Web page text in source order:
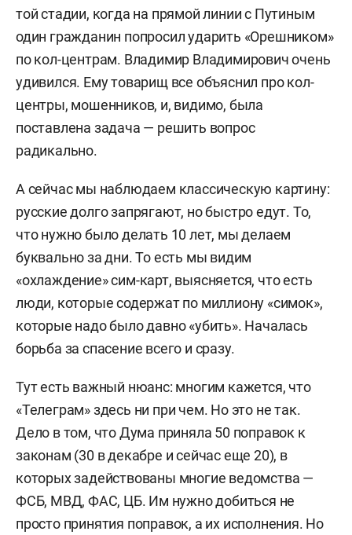
Действительный государственный советник
Российской Федерации II класса (с 2017 года).
Создатель и руководитель баннерной системы
LBE, счетчика TopList, каталога веб-сайтов List.R
Председатель совета фонда развития цифровой
экономики.
Родился 7 декабря 1966 года в Москве.
В 1988-м окончил Военный инженерный
Краснознаменный институт им. Можайского в
Ленинграде по специальности «электронно-
вычислительная техника». В 1995-м завершил
обучение на факультете переподготовки
Высшей школы экономики по специальности
После окончания вуза в 1983–1990 годах служил
в Вооруженных силах СССР.
1990–1991 — начальник отдела
программирования центра вычислительных
той стадии, когда на прямой линии с Путиным
один гражданин попросил ударить «Орешником»
по кол-центрам. Владимир Владимирович очень
удивился. Ему товарищ все объяснил про кол-
центры, мошенников, и, видимо, была
поставлена задача — решить вопрос
радикально.
А сейчас мы наблюдаем классическую картину:
русские долго запрягают, но быстро едут. То,
что нужно было делать 10 лет, мы делаем
буквально за дни. То есть мы видим
«охлаждение» сим-карт, выясняется, что есть
люди, которые содержат по миллиону «симок»,
которые надо было давно «убить». Началась
борьба за спасение всего и сразу.
Тут есть важный нюанс: многим кажется, что
«Телеграм» здесь ни при чем. Но это не так.
Дело в том, что Дума приняла 50 поправок к
законам (30 в декабре и сейчас еще 20), в
которых задействованы многие ведомства —
ФСБ, МВД, ФАС, ЦБ. Им нужно добиться не
просто принятия поправок, а их исполнения. Но